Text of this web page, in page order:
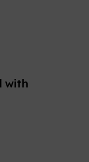
with